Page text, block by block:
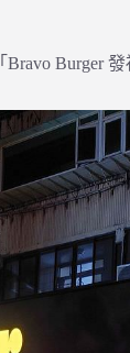
Burger